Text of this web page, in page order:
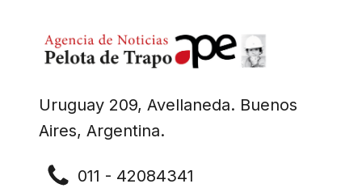
Uruguay 209, Avellaneda. Buenos
Aires, Argentina.
011 - 42084341